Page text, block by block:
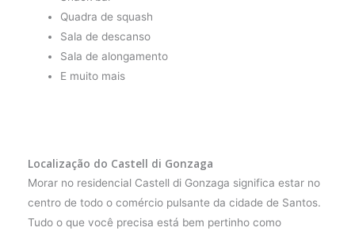
Quadra de squash
Sala de descanso
Sala de alongamento
E muito mais
Localização do Castell di Gonzaga
Morar no residencial Castell di Gonzaga significa estar no
centro de todo o comércio pulsante da cidade de Santos.
Tudo o que você precisa está bem pertinho como